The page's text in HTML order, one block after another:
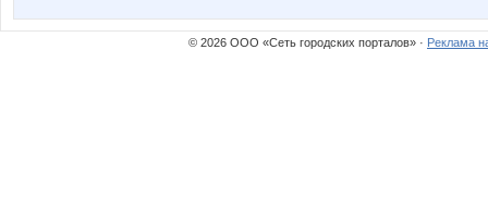
© 2026 ООО «Сеть городских порталов» · Реклама